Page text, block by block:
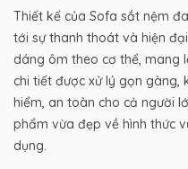
Thiết kế của Sofa sắt nệm
tới sự thanh thoát và hiện
dáng ôm theo cơ thể, mang
chi tiết được xử lý gọn gàng,
hiểm, an toàn cho cả người
phẩm vừa đẹp về hình thức
dụng.